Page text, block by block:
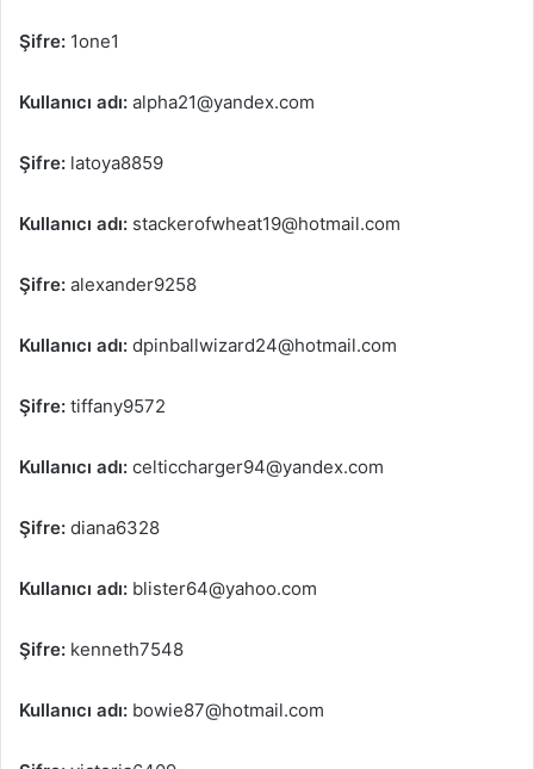
Şifre: 1one1
Kullanıcı adı: alpha21@yandex.com
Şifre: latoya8859
Kullanıcı adı: stackerofwheat19@hotmail.com
Şifre: alexander9258
Kullanıcı adı: dpinballwizard24@hotmail.com
Şifre: tiffany9572
Kullanıcı adı: celticcharger94@yandex.com
Şifre: diana6328
Kullanıcı adı: blister64@yahoo.com
Şifre: kenneth7548
Kullanıcı adı: bowie87@hotmail.com